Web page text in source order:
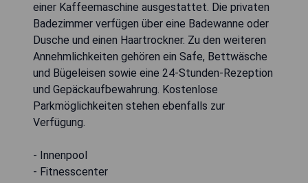
einer Kaffeemaschine ausgestattet. Die privaten
Badezimmer verfügen über eine Badewanne oder
Dusche und einen Haartrockner. Zu den weiteren
Annehmlichkeiten gehören ein Safe, Bettwäsche
und Bügeleisen sowie eine 24-Stunden-Rezeption
und Gepäckaufbewahrung. Kostenlose
Parkmöglichkeiten stehen ebenfalls zur
Verfügung.
- Innenpool
- Fitnesscenter